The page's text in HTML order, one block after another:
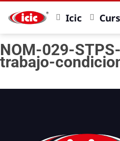
Icic
NOM-029-
trabajo-